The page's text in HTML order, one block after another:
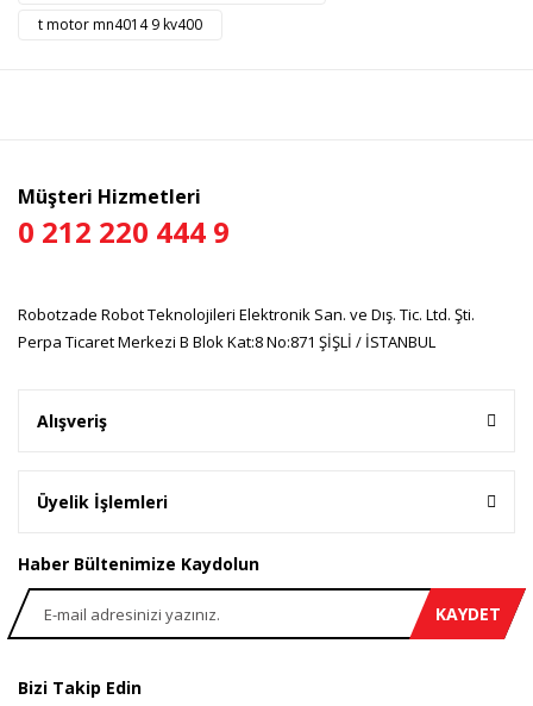
Gönder
t motor mn4014 9 kv400
Müşteri Hizmetleri
0 212 220 444 9
Robotzade Robot Teknolojileri Elektronik San. ve Dış. Tic. Ltd. Şti.
Perpa Ticaret Merkezi B Blok Kat:8 No:871 ŞİŞLİ / İSTANBUL
Alışveriş
Üyelik İşlemleri
Haber Bültenimize Kaydolun
KAYDET
Bizi Takip Edin